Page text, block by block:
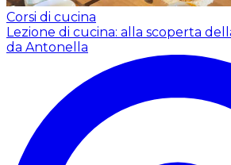
Corsi di cucina
Lezione di cucina: alla scoperta
da Antonella